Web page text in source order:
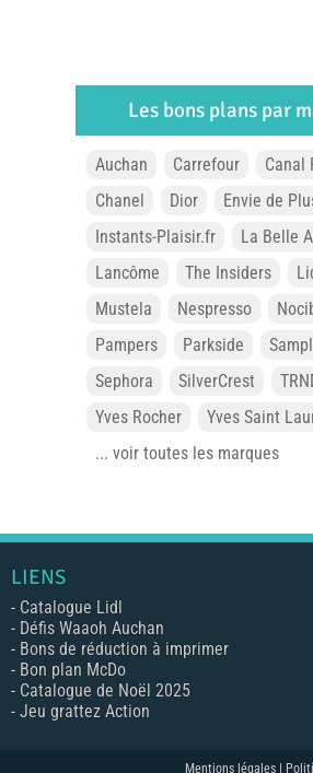
Les bons plans par
Auchan Carrefour
Canal
Chanel
Dior
Envie de
Instants-Plaisir.fr
La Belle
Lancôme
The Insiders
Mustela
Nespresso
Pampers
Parkside
Sephora
SilverCrest
Yves Rocher
Yves Saint
... voir toutes les marques
LIENS
- Catalogue Lidl
- Défis Waaoh Auchan
- Bons de réduction à imprimer
- Bon plan McDo
- Catalogue de Noël 2025
- Jeu grattez Action
Mentions légales |